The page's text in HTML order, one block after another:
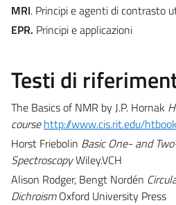
MRI. Principi e agenti di contrasto
EPR. Principi e applicazioni
Testi di
The Basics of NMR by J.P. Hornak
course http://www.cis.rit.edu/
Horst Friebolin Basic One- and
SpectroscopyWiley.VCH
Alison Rodger, Bengt Nordén
DichroismOxford University Press